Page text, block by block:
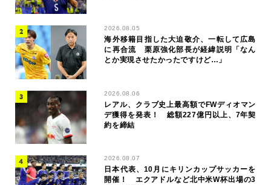
2026.08.05
海外移籍目指した大迫敬介、一転して広島
に再合流 栗原強化部長が経緯説明「なん
とか実現させたかったですけど…」
2026.08.06
レアル、クラブ史上最高額でFWディオマン
デ獲得を発表！ 総額227億円以上、7年契
約を締結
2026.08.07
日本代表、10月にキリンカップサッカーを
開催！ エクアドルなど北中米W杯出場の3